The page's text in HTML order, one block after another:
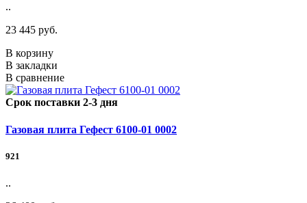
..
23 445 руб.
В корзину
В закладки
В сравнение
Срок поставки 2-3 дня
Газовая плита Гефест 6100-01 0002
921
..